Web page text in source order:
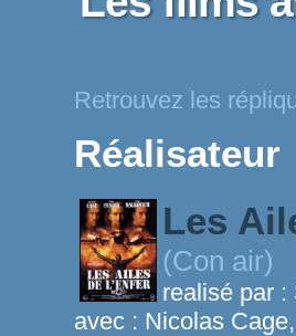
Retrouvez les
Réalisateur
Les
(Con air)
realisé par :
avec : Nicolas